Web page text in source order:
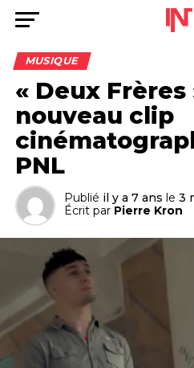
MUSIQUE
« Deux Frères
nouveau clip
PNL
Publié il y a 7 ans le 3
Écrit par Pierre Kron